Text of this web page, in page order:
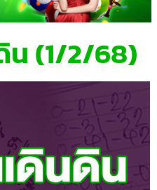
น (1/2/68)